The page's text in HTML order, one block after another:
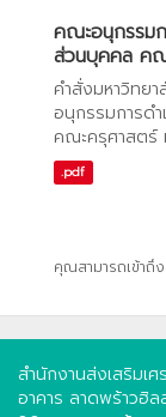
คณะอนุกรรม
ส่วนบุคคล คณ
คำสั่งมหาวิทย
อนุกรรมการด
คณะครุศาสตร์
.pdf
คุณสามารถเข้าถึ
สำนักงานส่งเสริมเ
อาคาร ลาดพร้าวฮิล